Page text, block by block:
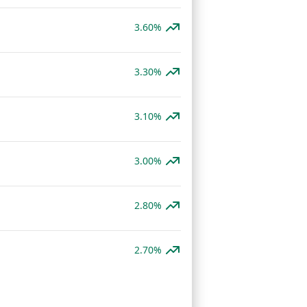
3.60%
3.30%
3.10%
3.00%
2.80%
2.70%